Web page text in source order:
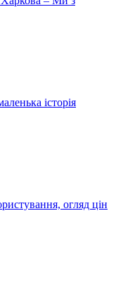
історія
огляд цін